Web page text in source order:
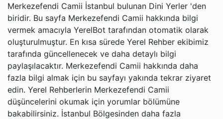
Merkezefendi Camii İstanbul bulunan Dini Yerler 'den
biridir. Bu sayfa Merkezefendi Camii hakkında bilgi
vermek amacıyla YerelBot tarafından otomatik olarak
oluşturulmuştur. En kısa sürede Yerel Rehber ekibimiz
tarafında güncellenecek ve daha detaylı bilgi
paylaşılacaktır. Merkezefendi Camii hakkında daha
fazla bilgi almak için bu sayfayı yakında tekrar ziyaret
edin. Yerel Rehberlerin Merkezefendi Camii
düşüncelerini okumak için yorumlar bölümüne
bakabilirsiniz. İstanbul Bölgesinden daha fazla